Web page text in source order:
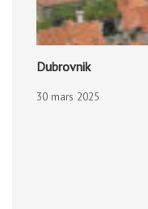
Dubrovnik
30 mars 2025